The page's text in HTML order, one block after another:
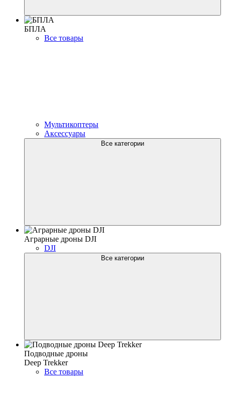
БПЛА
Все товары
Мультикоптеры
Аксессуары
Все категории
Аграрные дроны DJI
DJI
Все категории
Подводные дроны
Deep Trekker
Все товары